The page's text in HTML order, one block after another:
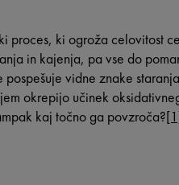
proces, ki ogroža celovitost
in kajenja, pa vse do
vidne znake
okrepijo učinek
kaj točno ga povzroča?